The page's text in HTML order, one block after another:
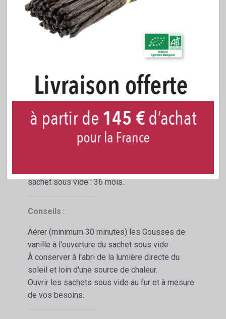
100 % du total des ingrédients sont issus de
l'agriculture Conventionnelle.
100 % du total des ingrédients sont d'origine
pesticide, de fertilisant et d'engrais chimique.
Conditionnement
Sous vide, en sachet PET transparent de qualité
alimentaire entièrement recyclable par
sachet sous vide : 36 mois.
Conseils :
Aérer (minimum 30 minutes) les Gousses de
vanille à l'ouverture du sachet sous vide.
À conserver à l'abri de la lumière directe du
soleil et loin d'une source de chaleur.
Ouvrir les sachets sous vide au fur et à mesure
de vos besoins.